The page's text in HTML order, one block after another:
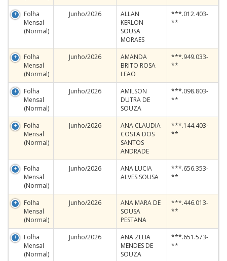
Folha
Mensal
(Normal)
Junho/2026
ALLAN
KERLON
SOUSA
MORAES
***.012.403-
**
Folha
Mensal
(Normal)
Junho/2026
AMANDA
BRITO ROSA
LEAO
***.949.033-
**
Folha
Mensal
(Normal)
Junho/2026
AMILSON
DUTRA DE
SOUZA
***.098.803-
**
Folha
Mensal
(Normal)
Junho/2026
ANA CLAUDIA
COSTA DOS
SANTOS
ANDRADE
***.144.403-
**
Folha
Mensal
(Normal)
Junho/2026
ANA LUCIA
ALVES SOUSA
***.656.353-
**
Folha
Mensal
(Normal)
Junho/2026
ANA MARA DE
SOUSA
PESTANA
***.446.013-
**
Folha
Mensal
(Normal)
Junho/2026
ANA ZELIA
MENDES DE
SOUZA
***.651.573-
**